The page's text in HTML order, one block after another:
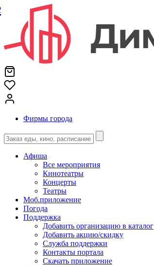
Фирмы города
Афиша
Все мероприятия
Кинотеатры
Концерты
Театры
Моб.приложение
Погода
Поддержка
Добавить организацию в каталог
Добавить акцию/скидку
Служба поддержки
Контакты портала
Скачать приложение